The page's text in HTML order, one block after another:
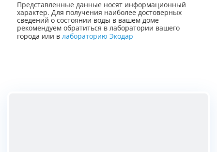
Представленные данные носят информационный
характер. Для получения наиболее достоверных
сведений о состоянии воды в вашем доме
рекомендуем обратиться в лаборатории вашего
города или в лабораторию Экодар